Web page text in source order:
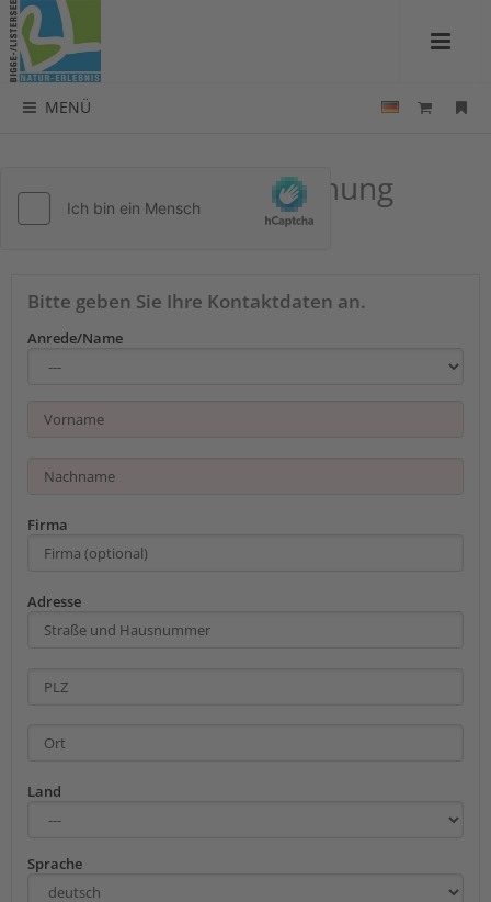
MENÜ
Kontakt zu Ferienwohnung
Sansibar
Bitte geben Sie Ihre Kontaktdaten an.
Anrede/Name
Firma
Adresse
Land
Sprache